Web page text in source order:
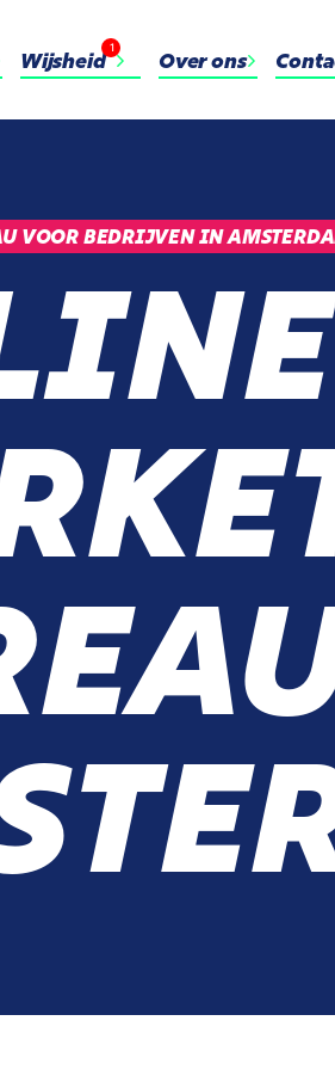
Wijsheid
1
Over ons
VOOR BEDRIJVEN IN